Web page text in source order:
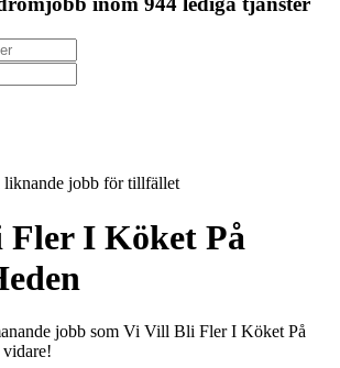
liknande jobb för tillfället
I Köket På
jobb som Vi Vill Bli Fler I Köket På
vidare!